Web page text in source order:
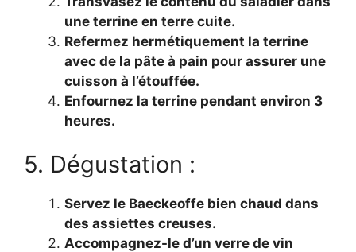
une terrine en terre cuite.
Refermez hermétiquement la terrine
avec de la pâte à pain pour assurer une
cuisson à l’étouffée.
Enfournez la terrine pendant environ 3
heures.
5. Dégustation :
Servez le Baeckeoffe bien chaud dans
des assiettes creuses.
Accompagnez-le d’un verre de vin